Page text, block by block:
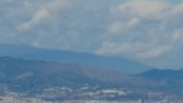
et l'analyse du comportement des
site. Les informations collectées via ce
utilisées pour mesurer l'activité du
des profils de navigation des
des améliorations basées sur
. Ils nous permettent de
de préférence de l'utilisateur
qualité de nos services et offrir une